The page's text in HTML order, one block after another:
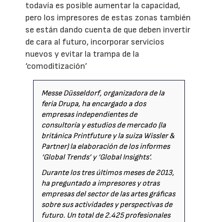
todavía es posible aumentar la capacidad,
pero los impresores de estas zonas también
se están dando cuenta de que deben invertir
de cara al futuro, incorporar servicios
nuevos y evitar la trampa de la
‘comoditización’
Messe Düsseldorf, organizadora de la
feria Drupa, ha encargado a dos
empresas independientes de
consultoría y estudios de mercado (la
británica Printfuture y la suiza Wissler &
Partner) la elaboración de los informes
‘Global Trends’ y ‘Global Insights’.
Durante los tres últimos meses de 2013,
ha preguntado a impresores y otras
empresas del sector de las artes gráficas
sobre sus actividades y perspectivas de
futuro. Un total de 2.425 profesionales